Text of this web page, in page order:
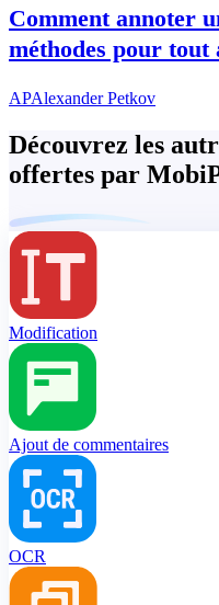
Comment annoter
méthodes pour
APAlexander Petkov
Découvrez les
offertes par
Modification
Ajout de commentaires
OCR